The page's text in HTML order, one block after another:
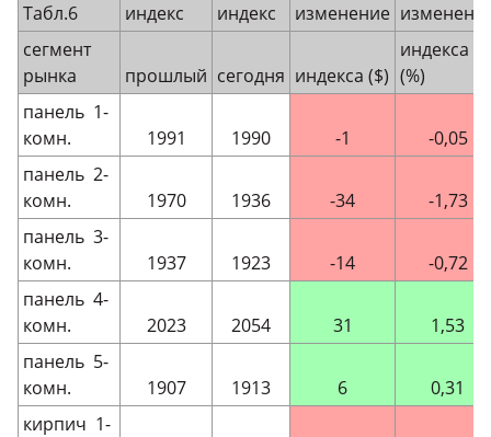
Табл.6 индекс индекс изменение
сегмент
рынка
прошлый сегодня индекса ($)
индекса
(%)
панель 1-
комн.
1991 1990 -1
-0,05
панель 2-
комн.
1970 1936 -34
-1,73
панель 3-
комн.
1937 1923 -14
-0,72
панель 4-
комн.
2023 2054 31
1,53
панель 5-
комн.
1907 1913 6
0,31
кирпич 1-